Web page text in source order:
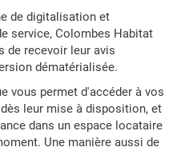
de digitalisation et
service, Colombes Habitat
de recevoir leur avis
dématérialisée.
vous permet d'accéder à vos
leur mise à disposition, et
dans un espace locataire
Une manière aussi de